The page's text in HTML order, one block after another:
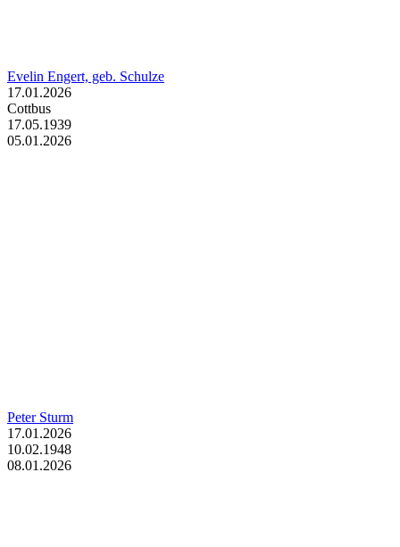
Evelin Engert, geb. Schulze
17.01.2026
Cottbus
17.05.1939
05.01.2026
Peter Sturm
17.01.2026
10.02.1948
08.01.2026